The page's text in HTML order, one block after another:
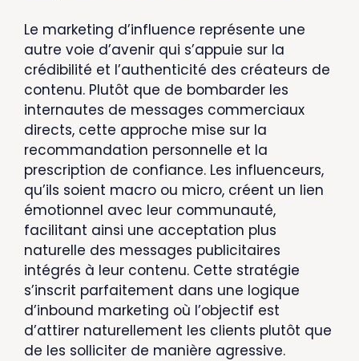
Le marketing d’influence représente une
autre voie d’avenir qui s’appuie sur la
crédibilité et l’authenticité des créateurs de
contenu. Plutôt que de bombarder les
internautes de messages commerciaux
directs, cette approche mise sur la
recommandation personnelle et la
prescription de confiance. Les influenceurs,
qu’ils soient macro ou micro, créent un lien
émotionnel avec leur communauté,
facilitant ainsi une acceptation plus
naturelle des messages publicitaires
intégrés à leur contenu. Cette stratégie
s’inscrit parfaitement dans une logique
d’inbound marketing où l’objectif est
d’attirer naturellement les clients plutôt que
de les solliciter de manière agressive.